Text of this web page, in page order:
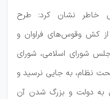
خاطر نشان کرد: طرح
از کش وقوس‌های فراوان و
شورای اسلامی، شورای
نظام، به جایی نرسید و
به دولت و بزرگ شدن آن